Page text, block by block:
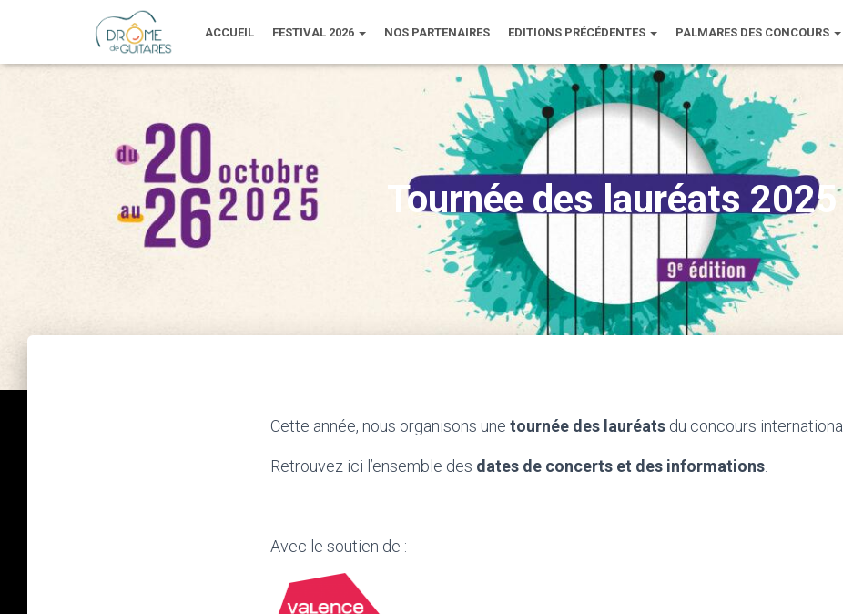
ACCUEIL FESTIVAL 2026 NOS PARTENAIRES EDITIONS PRÉCÉDENTES PALMARES DES CONCOURS
Tournée des lauréats 2025
Cette année, nous organisons une tournée des lauréats du concours international.
Retrouvez ici l’ensemble des dates de concerts et des informations
Avec le soutien de :